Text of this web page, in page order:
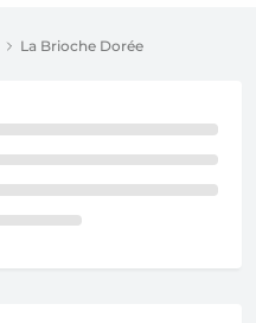
La Brioche Dorée